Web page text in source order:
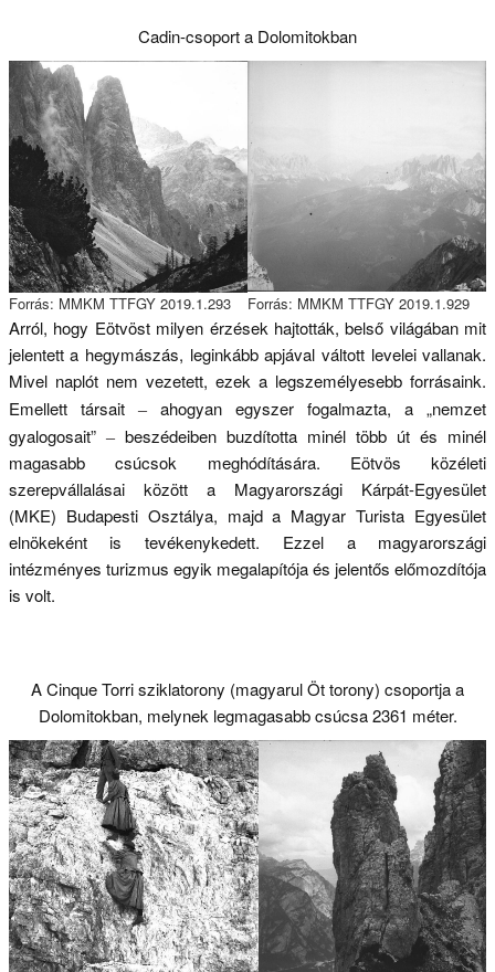
Cadin-csoport a Dolomitokban
Forrás: MMKM TTFGY 2019.1.293 Forrás: MMKM TTFGY 2019.1.929
Arról, hogy Eötvöst milyen érzések hajtották, belső világában mit
jelentett a hegymászás, leginkább apjával váltott levelei vallanak.
Mivel naplót nem vezetett, ezek a legszemélyesebb forrásaink.
Emellett társait
–ahogyan egyszer fogalmazta, a „nemzet
gyalogosait” –beszédeiben buzdította minél több út és minél
magasabb csúcsok meghódítására. Eötvös közéleti
szerepvállalásai között a Magyarországi Kárpát-Egyesület
(MKE) Budapesti Osztálya, majd a Magyar Turista Egyesület
elnökeként is tevékenykedett. Ezzel a magyarországi
intézményes turizmus egyik megalapítója és jelentős előmozdítója
is volt.
A Cinque Torri sziklatorony (magyarul Öt torony) csoportja a
Dolomitokban, melynek legmagasabb csúcsa 2361 méter.